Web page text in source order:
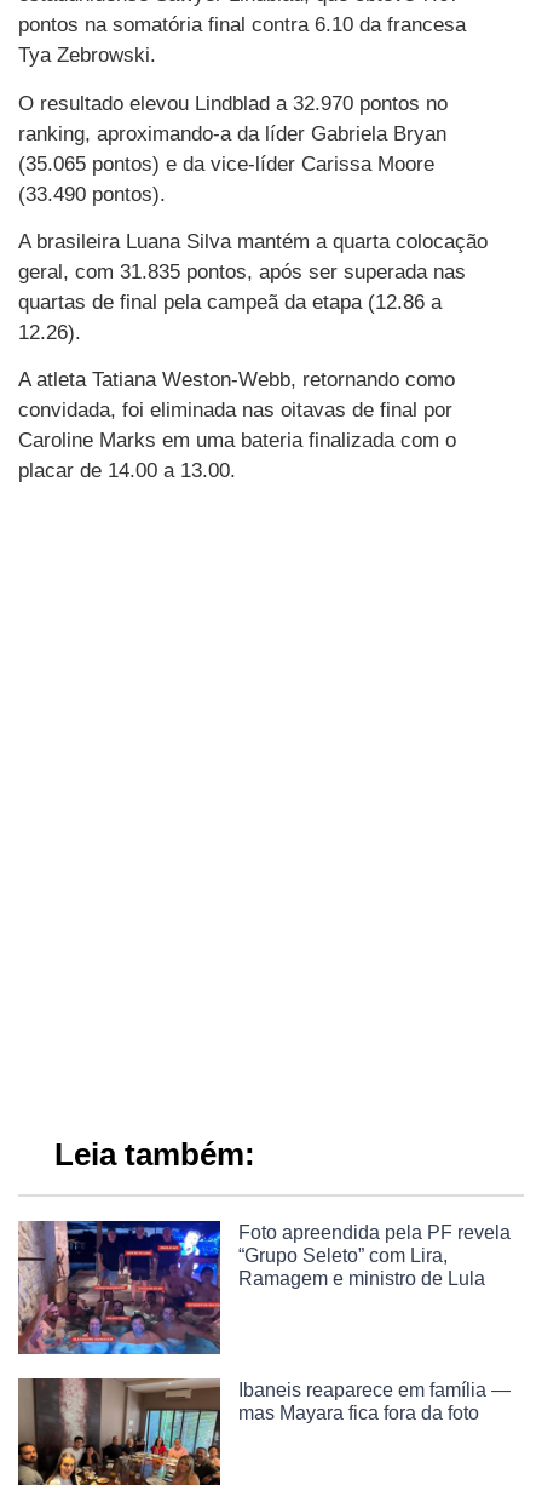
pontos na somatória final contra 6.10 da francesa
Tya Zebrowski.
O resultado elevou Lindblad a 32.970 pontos no
ranking, aproximando-a da líder Gabriela Bryan
(35.065 pontos) e da vice-líder Carissa Moore
(33.490 pontos).
A brasileira Luana Silva mantém a quarta colocação
geral, com 31.835 pontos, após ser superada nas
quartas de final pela campeã da etapa (12.86 a
12.26).
A atleta Tatiana Weston-Webb, retornando como
convidada, foi eliminada nas oitavas de final por
Caroline Marks em uma bateria finalizada com o
placar de 14.00 a 13.00.
Leia também:
Foto apreendida pela PF revela
“Grupo Seleto” com Lira,
Ramagem e ministro de Lula
Ibaneis reaparece em família —
mas Mayara fica fora da foto